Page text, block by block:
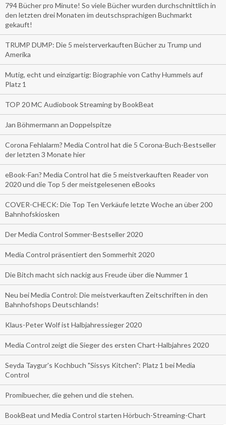
794 Bücher pro Minute! So viele Bücher wurden durchschnittlich in
den letzten drei Monaten im deutschsprachigen Buchmarkt
gekauft!
TRUMP DUMP: Die 5 meisterverkauften Bücher zu Trump und
Amerika
Mutig, echt und einzigartig: Biographie von Cathy Hummels auf
Platz 1
TOP 20 MC Audiobook Streaming by BookBeat
Jan Böhmermann an Doppelspitze
Corona Fehlalarm? Media Control hat die 5 Corona-Buch-Bestseller
der letzten 3 Monate hier
eBook-Fan? Media Control hat die 5 meistverkauften Reader von
2020 und die Top 5 der meistgelesenen eBooks
COVER-CHECK: Die Top Ten Verkäufe letzte Woche an über 200
Bahnhofskiosken
Der Media Control Sommer-Bestseller 2020
Media Control präsentiert den Sommerhit 2020
Die Bitch macht sich nackig aus Freude über die Nummer 1
Neu bei Media Control: Die meistverkauften Zeitschriften in den
Bahnhofshops Deutschlands!
Klaus-Peter Wolf ist Halbjahressieger 2020
Media Control zeigt die Sieger des ersten Chart-Halbjahres 2020
Seyda Taygur's Kochbuch "Sissys Kitchen": Platz 1 bei Media
Control
Promibuecher, die gehen und die stehen.
BookBeat und Media Control starten Hörbuch-Streaming-Chart